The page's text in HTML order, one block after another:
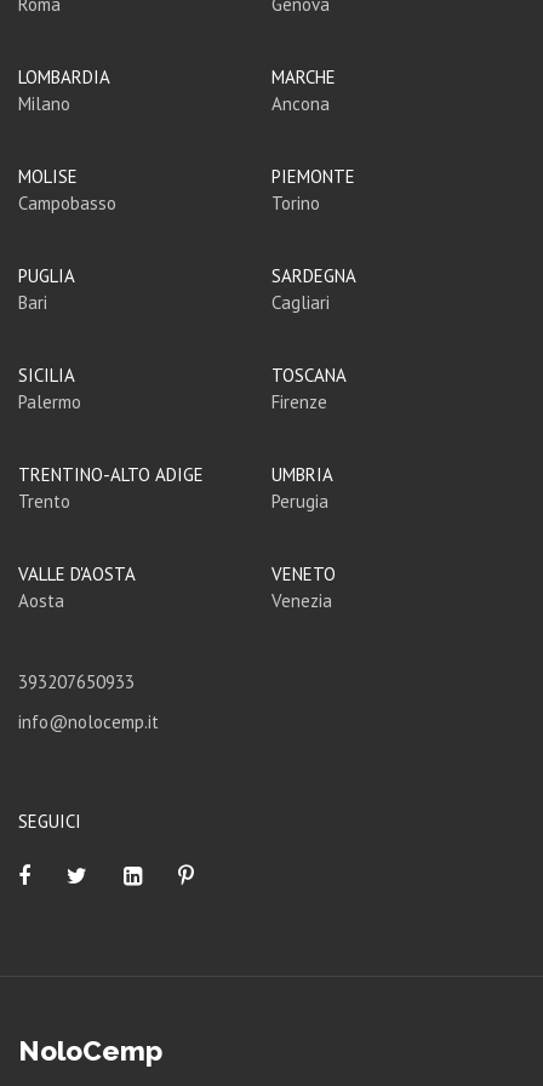
LOMBARDIA
Milano
MARCHE
Ancona
MOLISE
Campobasso
PIEMONTE
Torino
PUGLIA
Bari
SARDEGNA
Cagliari
SICILIA
Palermo
TOSCANA
Firenze
TRENTINO-ALTO ADIGE
Trento
UMBRIA
Perugia
VALLE D'AOSTA
Aosta
VENETO
Venezia
393207650933
info@nolocemp.it
SEGUICI
NoloCemp